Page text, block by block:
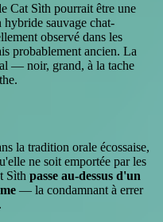
Cat Sìth pourrait être une
hybride sauvage chat-
observé dans les
probablement ancien. La
— noir, grand, à la tache
la tradition orale écossaise,
ne soit emportée par les
Sìth passe au-dessus d'un
— la condamnant à errer